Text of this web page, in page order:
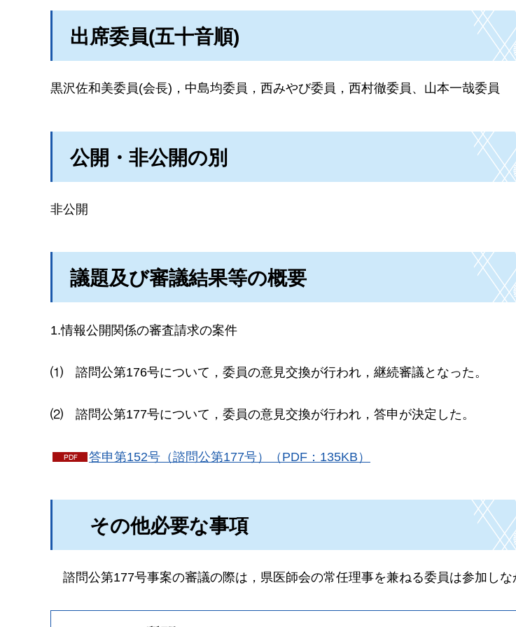
出席委員(五十音順)
黒沢佐和美委員(会長)，中島均委員，西みやび委員，西村徹委員、山本一哉委員
公開・非公開の別
非公開
議題及び審議結果等の概要
1.情報公開関係の審査請求の案件
⑴ 諮問公第176号について，委員の意見交換が行われ，継続審議となった。
⑵ 諮問公第177号について，委員の意見交換が行われ， 答申が決定した。
答申第152号（諮問公第177号）（PDF：135KB）
その他必要な事項
諮問公第177号事案の審議の際は，県医師会の常任理事を兼ねる委員は参加しな